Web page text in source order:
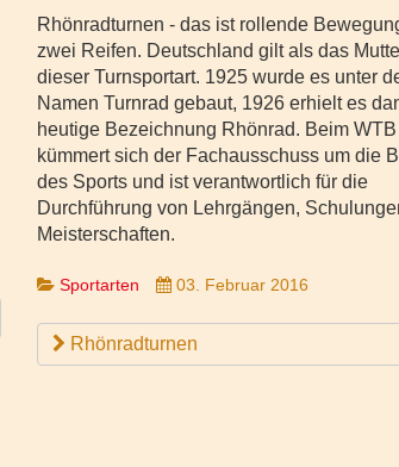
Rhönradturnen - das ist rollende
zwei Reifen. Deutschland gilt als das
dieser Turnsportart. 1925 wurde es unter
Namen Turnrad gebaut, 1926 erhielt es
heutige Bezeichnung Rhönrad. Beim WTB
kümmert sich der Fachausschuss um die
des Sports und ist verantwortlich für die
Durchführung von Lehrgängen,
Meisterschaften.
Sportarten 03. Februar 2016
Rhönradturnen